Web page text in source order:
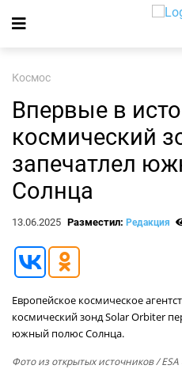
Космос
Впервые в
космический
запечатлел
Солнца
13.06.2025 Разместил: Редакция
Европейское космическое
космический зонд Solar Orbiter
южный полюс Солнца.
Фото из открытых источников/ ESA